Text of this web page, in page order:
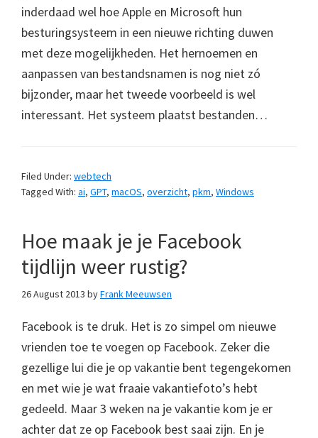
inderdaad wel hoe Apple en Microsoft hun
besturingsysteem in een nieuwe richting duwen
met deze mogelijkheden. Het hernoemen en
aanpassen van bestandsnamen is nog niet zó
bijzonder, maar het tweede voorbeeld is wel
interessant. Het systeem plaatst bestanden…
Filed Under: webtech
Tagged With: ai, GPT, macOS, overzicht, pkm, Windows
Hoe maak je je Facebook
tijdlijn weer rustig?
26 August 2013 byFrank Meeuwsen
Facebook is te druk. Het is zo simpel om nieuwe
vrienden toe te voegen op Facebook. Zeker die
gezellige lui die je op vakantie bent tegengekomen
en met wie je wat fraaie vakantiefoto’s hebt
gedeeld. Maar 3 weken na je vakantie kom je er
achter dat ze op Facebook best saai zijn. En je